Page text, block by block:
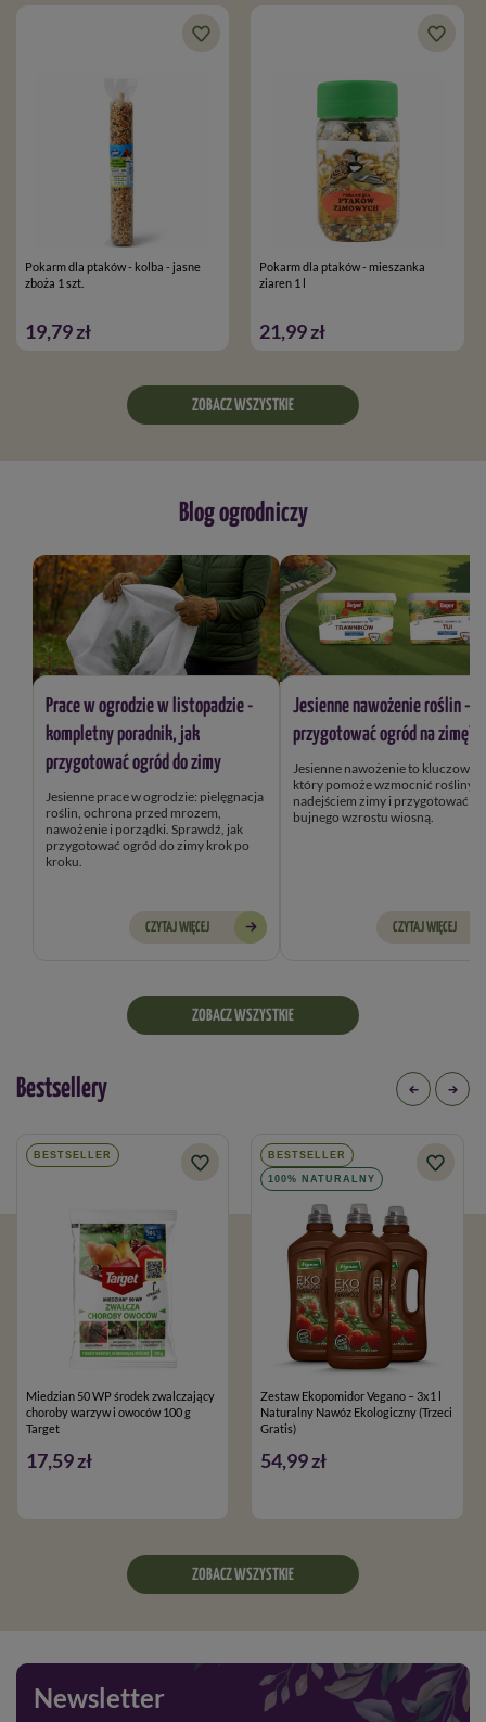
Pokarm dla ptaków - kolba - jasne
zboża 1 szt.
19,79 zł
Pokarm dla ptaków - mieszanka
ziaren 1 l
21,99 zł
ZOBACZ WSZYSTKIE
Blog ogrodniczy
Prace w ogrodzie w listopadzie -
kompletny poradnik, jak
przygotować ogród do zimy
Jesienne prace w ogrodzie: pielęgnacja
roślin, ochrona przed mrozem,
nawożenie i porządki. Sprawdź, jak
przygotować ogród do zimy krok po
kroku.
CZYTAJ WIĘCEJ
Jesienne nawożenie roślin –
przygotować ogród na zimę?
Jesienne nawożenie to kluczowy
który pomoże wzmocnić rośliny przed
nadejściem zimy i przygotować je
bujnego wzrostu wiosną.
CZYTAJ WIĘCEJ
ZOBACZ WSZYSTKIE
Bestsellery
BESTSELLER
Miedzian 50 WP środek zwalczający
choroby warzyw i owoców 100 g
Target
17,59 zł
BESTSELLER
100% NATURALNY
Zestaw Ekopomidor Vegano – 3x1 l
Naturalny Nawóz Ekologiczny (Trzeci
Gratis)
54,99 zł
ZOBACZ WSZYSTKIE
Newsletter